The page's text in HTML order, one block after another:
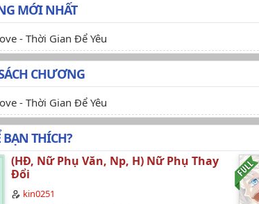
MỚI NHẤT
- Thời Gian Để Yêu
CHƯƠNG
- Thời Gian Để Yêu
BẠN THÍCH?
(HĐ, Nữ Phụ Văn, Np, H) Nữ Phụ Thay
Đổi
kin0251